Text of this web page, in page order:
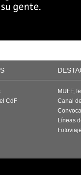
CdF
MUFF,
Canal
Líneas